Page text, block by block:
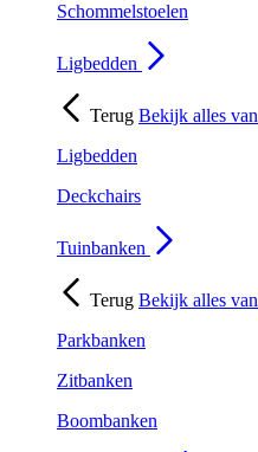
Schommelstoelen
Ligbedden
Terug Bekijk alles van
Ligbedden
Deckchairs
Tuinbanken
Terug Bekijk alles van
Parkbanken
Zitbanken
Boombanken